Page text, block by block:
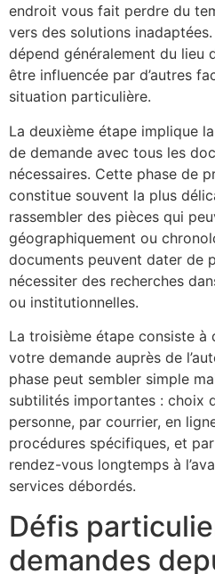
endroit vous fait perdre du
vers des solutions
dépend généralement du lieu
être influencée par d’autres
situation particulière.
La deuxième étape implique
de demande avec tous les
nécessaires. Cette phase de
constitue souvent la plus
rassembler des pièces qui
géographiquement ou
documents peuvent dater de
nécessiter des recherches
ou institutionnelles.
La troisième étape consiste
votre demande auprès de
phase peut sembler simple
subtilités importantes : choix
personne, par courrier, en
procédures spécifiques, et
rendez-vous longtemps à
services débordés.
Défis
demandes